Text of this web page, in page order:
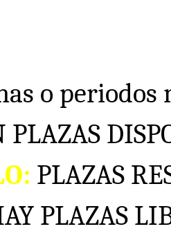
o
PLAZAS
PLAZAS
PLAZAS